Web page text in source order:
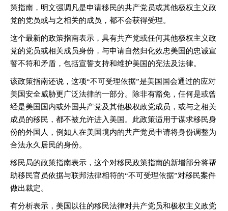
策指南，明文强调凡是申请移民的共产党员或其他极权主义政
党的党员或与之相关的成员，都不会获得受理。
这个最新的政策指南表示，具有共产党或任何其他极权主义政
党的党员或相关成员身份，与申请自然归化效忠美国的忠诚宣
誓不符和矛盾，包括宣誓支持和维护美国的宪法及法律。
该政策指南还说，这项“不可受理依据”是美国国会通过的应对
美国安全威胁更广泛法律的一部分。除非有豁免，任何是或曾
经是美国国内或外国共产党及其他极权政党成员，或与之相关
成员的移民，都不被允许进入美国。此政策适用于谋求移民身
份的外国人，例如人在美国境内的共产党员申请将身份调整为
合法永久居民的身份。
移民局的政策指南表示，这个对移民政策指南的新增部分将帮
助移民官员依据与联邦法律相符的“不可受理依据”对移民案件
做出裁定。
有分析表示，美国以往的移民法律对共产党员和极权主义政党